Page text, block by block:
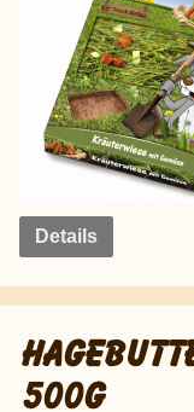
Details
500G